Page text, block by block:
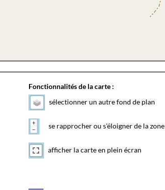
Fonctionnalités de la carte :
sélectionner un autre fond de plan
se rapprocher ou s'éloigner de la zone
afficher la carte en plein écran